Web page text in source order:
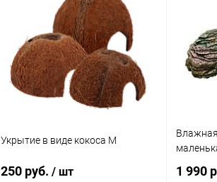
Укрытие в виде кокоса M
250 руб. / шт 1 990